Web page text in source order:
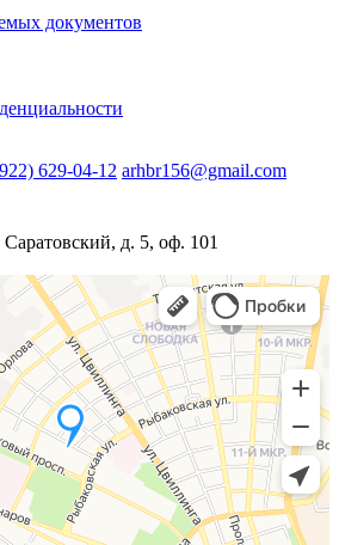
документов
629-04-12 arhbr156@gmail.com
д. 5, оф. 101